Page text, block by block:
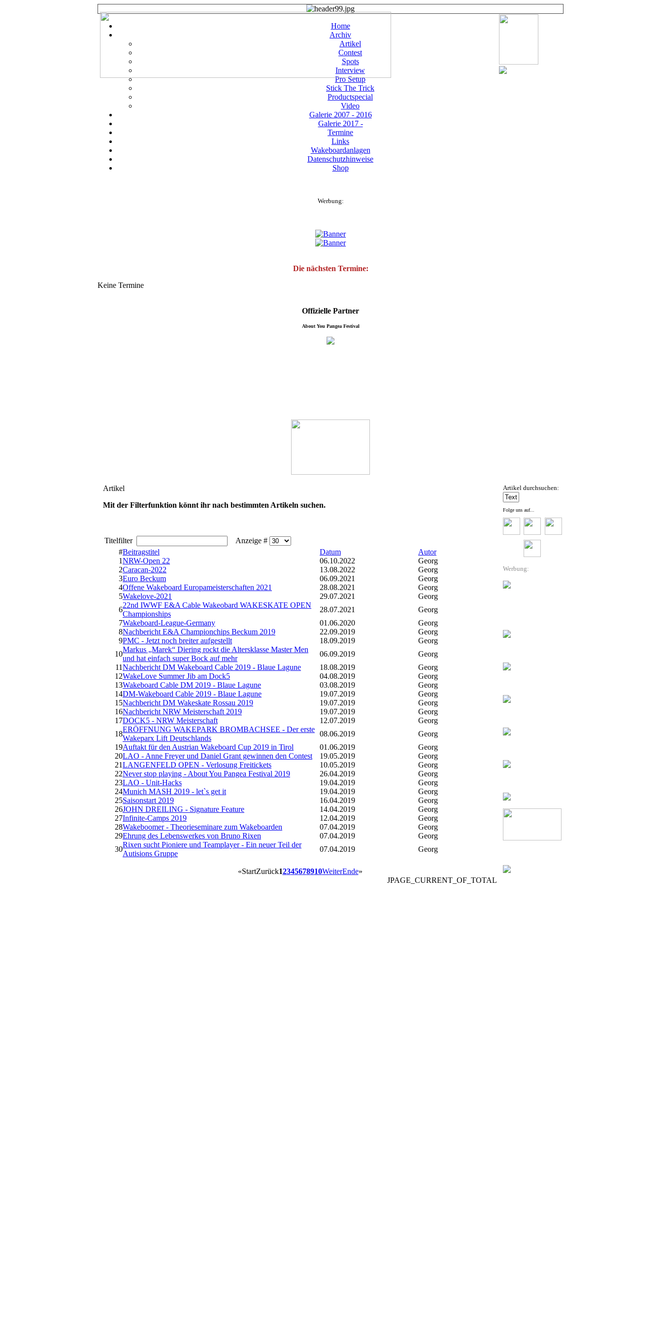
Home
Archiv
Artikel
Contest
Spots
Interview
Pro Setup
Stick The Trick
Productspecial
Video
Galerie 2007 - 2016
Galerie 2017 -
Termine
Links
Wakeboardanlagen
Datenschutzhinweise
Shop
Werbung:
Die nächsten Termine:
Keine Termine
Offizielle Partner
About You Pangea Festival
Artikel
Mit der Filterfunktion könnt ihr nach bestimmten Artikeln suchen.
Titelfilter
Anzeige #
#Beitragstitel Datum
Autor
1NRW-Open 22 06.10.2022
Georg
2Caracan-2022 13.08.2022
Georg
3Euro Beckum 06.09.2021
Georg
4Offene Wakeboard Europameisterschaften 2021 28.08.2021
Georg
5Wakelove-2021 29.07.2021
Georg
6
22nd IWWF E&A Cable Wakeobard WAKESKATE OPEN
Championships
28.07.2021
Georg
7Wakeboard-League-Germany 01.06.2020
Georg
8Nachbericht E&A Championchips Beckum 2019 22.09.2019
Georg
9PMC - Jetzt noch breiter aufgestellt 18.09.2019
Georg
10
Markus „Marek“ Diering rockt die Altersklasse Master Men
und hat einfach super Bock auf mehr
06.09.2019
Georg
11Nachbericht DM Wakeboard Cable 2019 - Blaue Lagune 18.08.2019
Georg
12WakeLove Summer Jib am Dock5 04.08.2019
Georg
13Wakeboard Cable DM 2019 - Blaue Lagune 03.08.2019
Georg
14DM-Wakeboard Cable 2019 - Blaue Lagune 19.07.2019
Georg
15Nachbericht DM Wakeskate Rossau 2019 19.07.2019
Georg
16Nachbericht NRW Meisterschaft 2019 19.07.2019
Georg
17DOCK5 - NRW Meisterschaft 12.07.2019
Georg
18
ERÖFFNUNG WAKEPARK BROMBACHSEE - Der erste
Wakeparx Lift Deutschlands
08.06.2019
Georg
19Auftakt für den Austrian Wakeboard Cup 2019 in Tirol 01.06.2019
Georg
20LAO - Anne Freyer und Daniel Grant gewinnen den Contest 19.05.2019
Georg
21LANGENFELD OPEN - Verlosung Freitickets 10.05.2019
Georg
22Never stop playing - About You Pangea Festival 2019 26.04.2019
Georg
23LAO - Unit-Hacks 19.04.2019
Georg
24Munich MASH 2019 - let`s get it 19.04.2019
Georg
25Saisonstart 2019 16.04.2019
Georg
26JOHN DREILING - Signature Feature 14.04.2019
Georg
27Infinite-Camps 2019 12.04.2019
Georg
28Wakeboomer - Theorieseminare zum Wakeboarden 07.04.2019
Georg
29Ehrung des Lebenswerkes von Bruno Rixen 07.04.2019
Georg
30
Rixen sucht Pioniere und Teamplayer - Ein neuer Teil der
Autisions Gruppe
07.04.2019 Georg
«StartZurück12345678910WeiterEnde»
JPAGE_CURRENT_OF_TOTAL
Artikel durchsuchen:
Folge uns auf...
Werbung: